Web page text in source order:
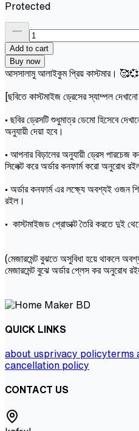
Protected
Add to cart
Buy now
আসসালামু আলাইকুম প্রিয় কাস্টমার।
[ছবিতে কাস্টমাইজ ড্রেসের স্যাম্পল
• ছবির ড্রেসটি শুধুমাত্র ডেমো হিসেবে
অনুযায়ী দেয়া হবে।
• আপনার বিড়ালের অনুযায়ী ড্রেস
সিলেক্ট করে অর্ডার কনফার্ম করো অনুরোধ
• অর্ডার কনফার্ম এর লক্ষ্যে অবশ্যই ওজন
রইল।
• কাস্টমাইজড প্রোডাক্ট তৈরি করতে দুই
(মেজারমেন্ট বুঝতে অসুবিধা হয়ে থাকলে
মেজারমেন্ট বুঝে অর্ডার প্লেস কর অনুরোধ
QUICK LINKS
about usprivacy policyterms
cancellation policy
CONTACT US